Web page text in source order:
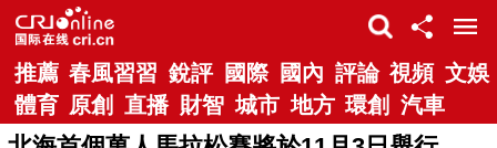
推薦 春風習習 銳評 國際 國內 評論 視頻 文娛
體育 原創 直播 財智 城市 地方 環創 汽車